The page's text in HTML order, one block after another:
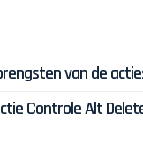
van de
Controle Alt